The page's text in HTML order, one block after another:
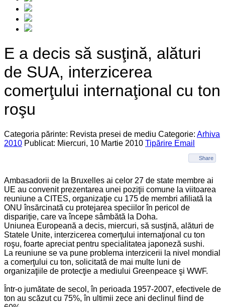
E a decis să susţină, alături
de SUA, interzicerea
comerţului internaţional cu ton
roşu
Categoria părinte: Revista presei de mediu Categorie: Arhiva
2010 Publicat: Miercuri, 10 Martie 2010 Tipărire Email
Share
Ambasadorii de la Bruxelles ai celor 27 de state membre ai
UE au convenit prezentarea unei poziţii comune la viitoarea
reuniune a CITES, organizaţie cu 175 de membri afiliată la
ONU însărcinată cu protejarea speciilor în pericol de
dispariţie, care va începe sâmbătă la Doha.
Uniunea Europeană a decis, miercuri, să susţină, alături de
Statele Unite, interzicerea comerţului internaţional cu ton
roşu, foarte apreciat pentru specialitatea japoneză sushi.
La reuniune se va pune problema interzicerii la nivel mondial
a comerţului cu ton, solicitată de mai multe luni de
organizaţiile de protecţie a mediului Greenpeace şi WWF.
Într-o jumătate de secol, în perioada 1957-2007, efectivele de
ton au scăzut cu 75%, în ultimii zece ani declinul fiind de